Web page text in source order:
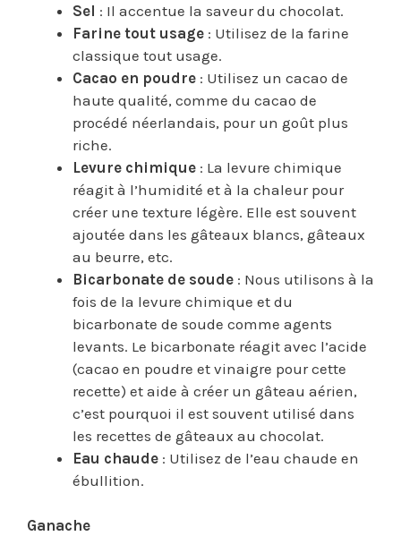
Sel : Il accentue la saveur du chocolat.
Farine tout usage : Utilisez de la farine
classique tout usage.
Cacao en poudre : Utilisez un cacao de
haute qualité, comme du cacao de
procédé néerlandais, pour un goût plus
riche.
Levure chimique : La levure chimique
réagit à l’humidité et à la chaleur pour
créer une texture légère. Elle est souvent
ajoutée dans les gâteaux blancs, gâteaux
au beurre, etc.
Bicarbonate de soude : Nous utilisons à la
fois de la levure chimique et du
bicarbonate de soude comme agents
levants. Le bicarbonate réagit avec l’acide
(cacao en poudre et vinaigre pour cette
recette) et aide à créer un gâteau aérien,
c’est pourquoi il est souvent utilisé dans
les recettes de gâteaux au chocolat.
Eau chaude : Utilisez de l’eau chaude en
ébullition.
Ganache